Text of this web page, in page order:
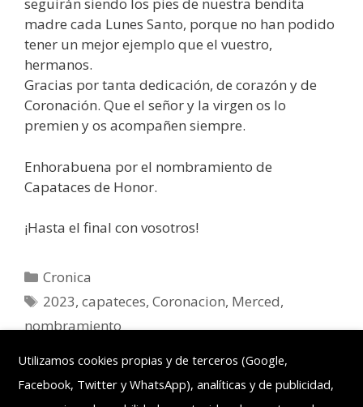
seguirán siendo los pies de nuestra bendita
madre cada Lunes Santo, porque no han podido
tener un mejor ejemplo que el vuestro,
hermanos.
Gracias por tanta dedicación, de corazón y de
Coronación. Que el señor y la virgen os lo
premien y os acompañen siempre.
Enhorabuena por el nombramiento de
Capataces de Honor.
¡Hasta el final con vosotros!
Cronica
2023,capateces,Coronacion, Merced,
nombramiento
Utilizamos cookies propias y de terceros (Google,
Facebook, Twitter y WhatsApp), analíticas y de publicidad,